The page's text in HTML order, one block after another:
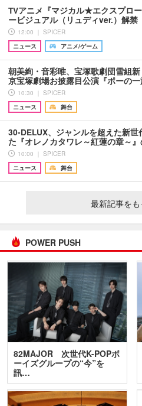
TVアニメ『マジカル★エクスプロ
ービジュアル（リュディver.）解禁
12:00 ｜ SPICER
ニュース
アニメ/ゲーム
朝美絢・音彩唯、宝塚歌劇団雪組
京宝塚劇場お披露目公演『ポーの
10:30 ｜ SPICER
ニュース
舞台
30-DELUX、ジャンルを超えた新世
た『オレノカタワレ～紅蓮の章～
10:00 ｜ SPICER
ニュース
舞台
最新記事を
POWER PUSH
82MAJOR 次世代K-POPボ
ーイズグループの“今”を
訊…